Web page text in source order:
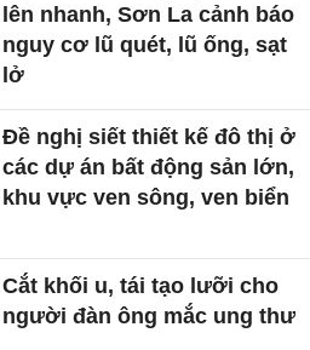
lên nhanh, Sơn La cảnh báo
nguy cơ lũ quét, lũ ống, sạt
lở
Đề nghị siết thiết kế đô thị ở
các dự án bất động sản lớn,
khu vực ven sông, ven biển
Cắt khối u, tái tạo lưỡi cho
người đàn ông mắc ung thư